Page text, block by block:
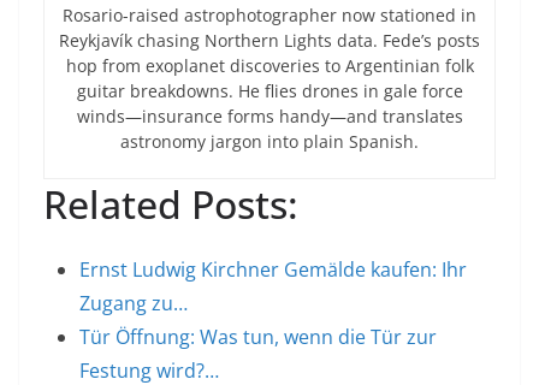
Rosario-raised astrophotographer now stationed in
Reykjavík chasing Northern Lights data. Fede’s posts
hop from exoplanet discoveries to Argentinian folk
guitar breakdowns. He flies drones in gale force
winds—insurance forms handy—and translates
astronomy jargon into plain Spanish.
Related Posts:
Ernst Ludwig Kirchner Gemälde kaufen: Ihr
Zugang zu…
Tür Öffnung: Was tun, wenn die Tür zur
Festung wird?…